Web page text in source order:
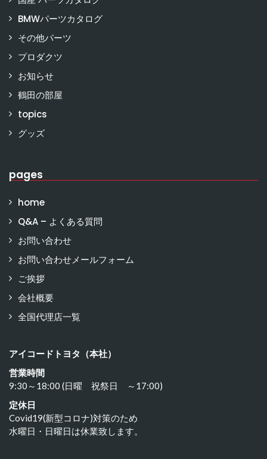
BMWパーツカタログ
その他パーツ
プロダクツ
お知らせ
鶴田の部屋
topics
グッズ
pages
home
Q&A – よくある質問
お問い合わせ
お問い合わせメールフォーム
ご挨拶
会社概要
全国代理店一覧
アイコードトヨタ（本社）
営業時間
9:30～18:00 (日曜 祝祭日 ～17:00)
定休日
Covid19(新型コロナ)対策のため
水曜日・日曜日は休業致します。